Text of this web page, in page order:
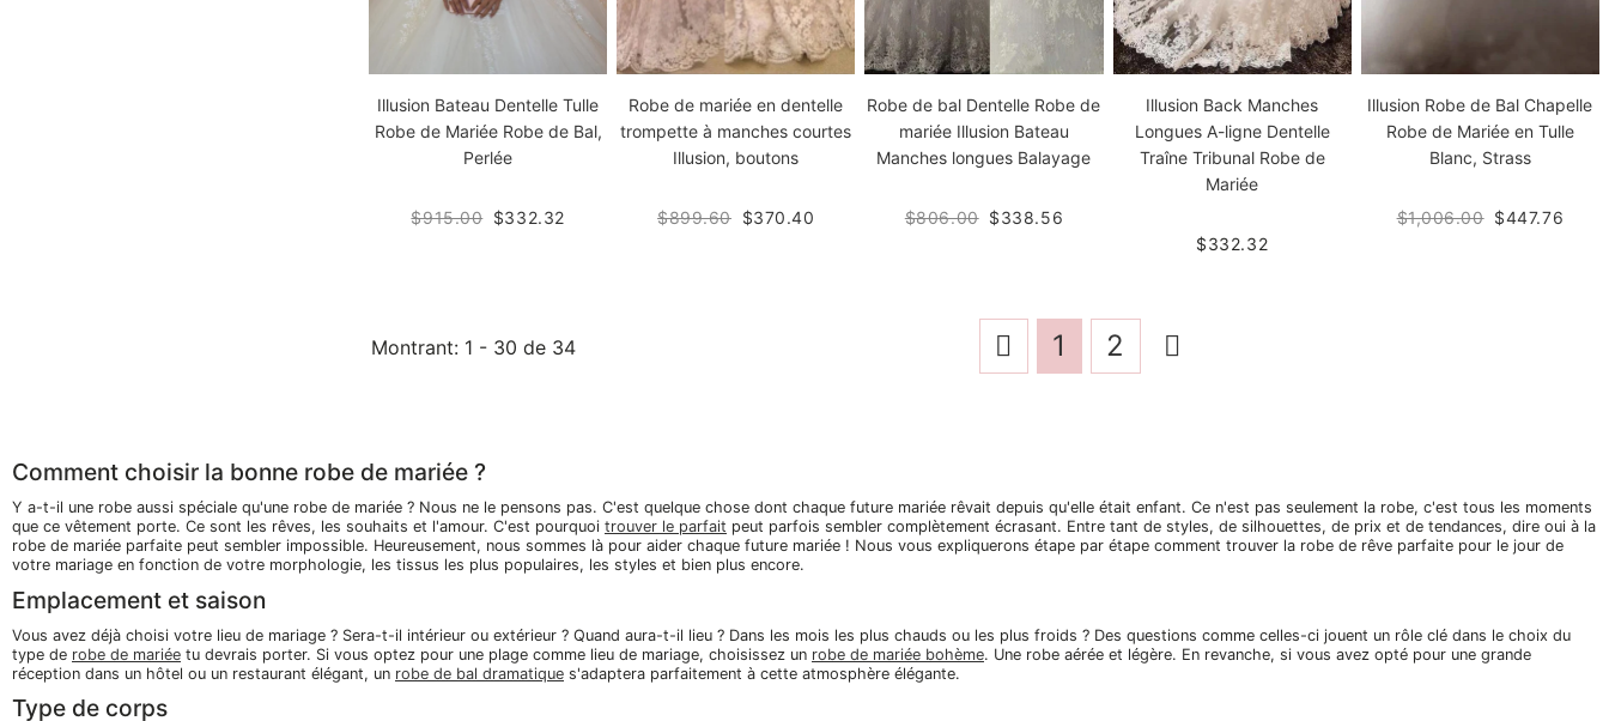
Illusion Bateau Dentelle Tulle
Robe de Mariée Robe de Bal,
Perlée
$915.00 $332.32
Robe de mariée en dentelle
trompette à manches courtes
Illusion, boutons
$899.60 $370.40
Robe de bal Dentelle Robe de
mariée Illusion Bateau
Manches longues Balayage
$806.00 $338.56
Illusion Back Manches
Longues A-ligne Dentelle
Traîne Tribunal Robe de
Mariée
$332.32
Illusion Robe de Bal Chapelle
Robe de Mariée en Tulle
Blanc, Strass
$1,006.00 $447.76
Montrant: 1 - 30 de 34 1 2
Comment choisir la bonne robe de mariée ?
Y a-t-il une robe aussi spéciale qu'une robe de mariée ? Nous ne le pensons pas. C'est quelque chose dont chaque future mariée rêvait depuis qu'elle était enfant. Ce n'est pas seulement la robe, c'est tous les moments
que ce vêtement porte. Ce sont les rêves, les souhaits et l'amour. C'est pourquoi trouver le parfait peut parfois sembler complètement écrasant. Entre tant de styles, de silhouettes, de prix et de tendances, dire oui à la
robe de mariée parfaite peut sembler impossible. Heureusement, nous sommes là pour aider chaque future mariée ! Nous vous expliquerons étape par étape comment trouver la robe de rêve parfaite pour le jour de
votre mariage en fonction de votre morphologie, les tissus les plus populaires, les styles et bien plus encore.
Emplacement et saison
Vous avez déjà choisi votre lieu de mariage ? Sera-t-il intérieur ou extérieur ? Quand aura-t-il lieu ? Dans les mois les plus chauds ou les plus froids ? Des questions comme celles-ci jouent un rôle clé dans le choix du
type de robe de mariée tu devrais porter. Si vous optez pour une plage comme lieu de mariage, choisissez un robe de mariée bohème. Une robe aérée et légère. En revanche, si vous avez opté pour une grande
réception dans un hôtel ou un restaurant élégant, un robe de bal dramatique s'adaptera parfaitement à cette atmosphère élégante.
Type de corps